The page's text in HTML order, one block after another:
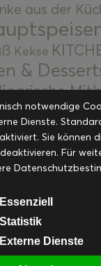
aus der
Kekse
&
Kategorie
Slider
&
Salate &
& Events
notwendige
Dienste.
Sie können
Für
Essenziell
Statistik
Externe Dienste